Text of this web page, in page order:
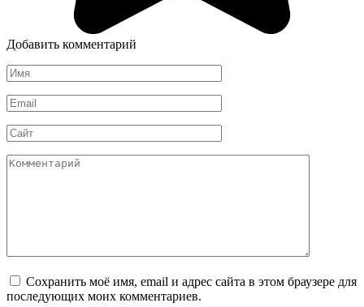
Добавить комментарий
Имя
*
Email
*
Сайт
Комментарий
Сохранить моё имя, email и адрес сайта в этом браузере для
последующих моих комментариев.